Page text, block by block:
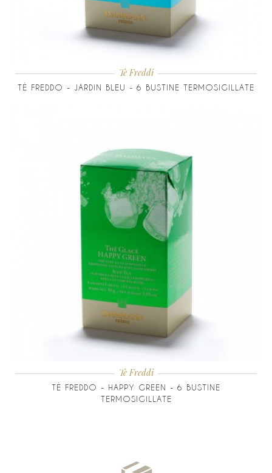
Tè Freddi
TÈ FREDDO - JARDIN BLEU - 6 BUSTINE TERMOSIGILLATE
Tè Freddi
TÈ FREDDO - HAPPY GREEN - 6 BUSTINE
TERMOSIGILLATE